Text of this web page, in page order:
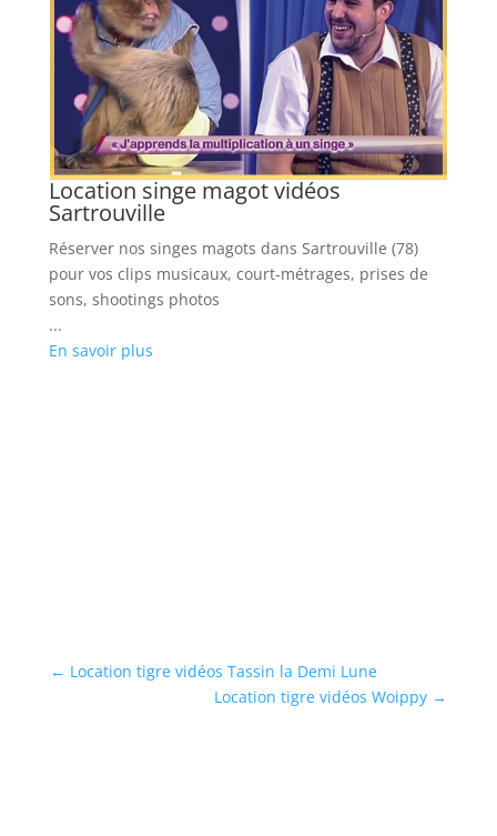
Location singe magot vidéos
Sartrouville
Réserver nos singes magots dans Sartrouville (78)
pour vos clips musicaux, court-métrages, prises de
sons, shootings photos
...
En savoir plus
← Location tigre vidéos Tassin la Demi Lune
Location tigre vidéos Woippy →